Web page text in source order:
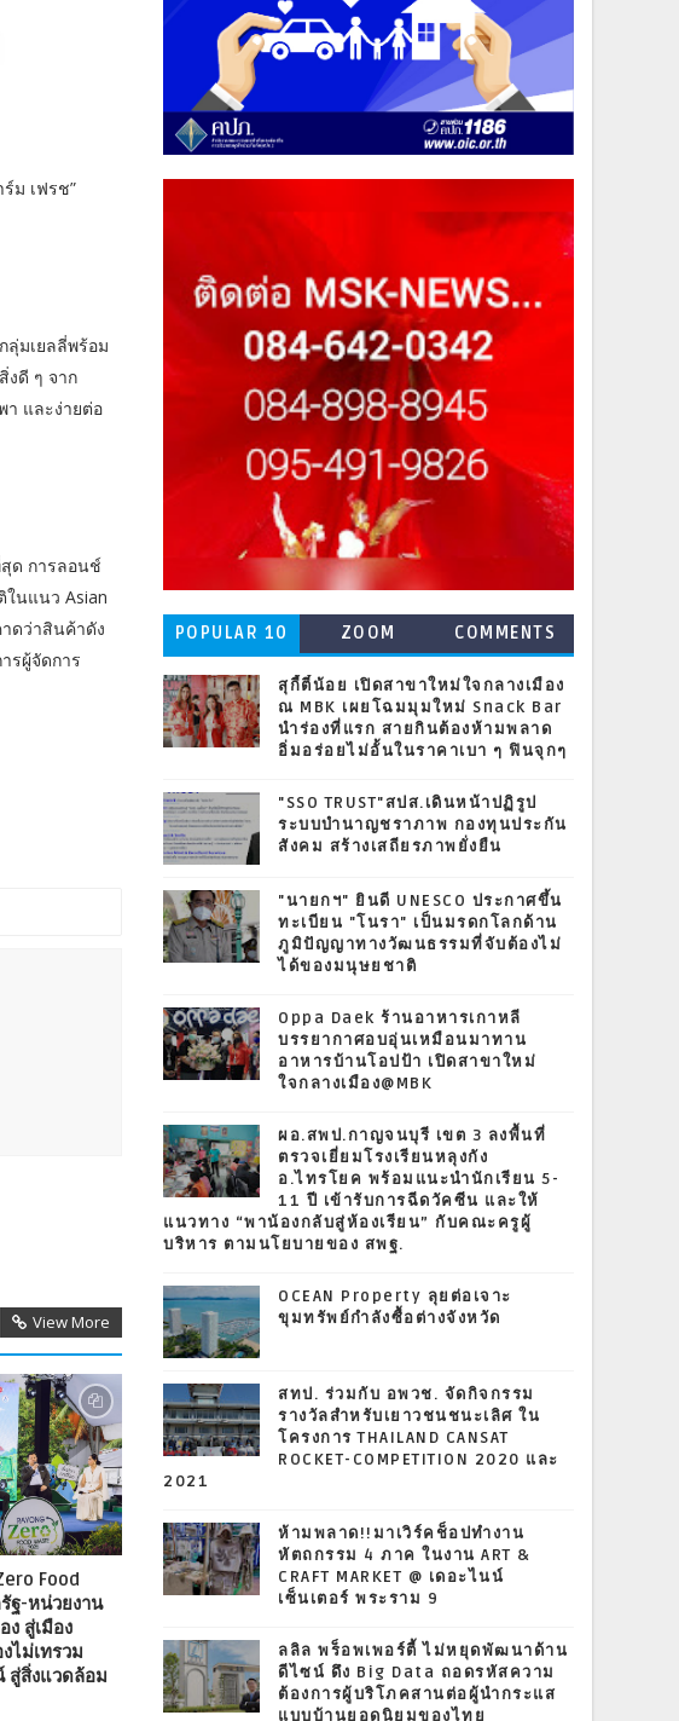
ม เฟรช”
ลุ่มเยลลี่พร้อม
งดี ๆ จาก
า และง่ายต่อ
ด การลอนช์
ในแนว Asian
ดว่าสินค้าดัง
รผู้จัดการ
View More
Food
ฐ-หน่วยงาน
ง สู่เมือง
ไม่เทรวม
สู่สิ่งแวดล้อม
POPULAR 10 ZOOM COMMENTS
สุกี้ตี๋น้อย เปิดสาขาใหม่ใจกลางเมือง
ณ MBK เผยโฉมมุมใหม่ Snack Bar
นำร่องที่แรก สายกินต้องห้ามพลาด
อิ่มอร่อยไม่อั้นในราคาเบา ๆ ฟินจุกๆ
"SSO TRUST"สปส.เดินหน้าปฏิรูป
ระบบบำนาญชราภาพ กองทุนประกัน
สังคม สร้างเสถียรภาพยั่งยืน
"นายกฯ" ยินดี UNESCO ประกาศขึ้น
ทะเบียน "โนรา" เป็นมรดกโลกด้าน
ภูมิปัญญาทางวัฒนธรรมที่จับต้องไม่
ได้ของมนุษยชาติ
Oppa Daek ร้านอาหารเกาหลี
บรรยากาศอบอุ่นเหมือนมาทาน
อาหารบ้านโอปป้า เปิดสาขาใหม่
ใจกลางเมือง@MBK
ผอ.สพป.กาญจนบุรี เขต 3 ลงพื้นที่
ตรวจเยี่ยมโรงเรียนหลุงกัง
อ.ไทรโยค พร้อมแนะนำนักเรียน 5-
11 ปี เข้ารับการฉีดวัคซีน และให้
แนวทาง “พาน้องกลับสู่ห้องเรียน” กับคณะครูผู้
บริหาร ตามนโยบายของ สพฐ.
OCEAN Property ลุยต่อเจาะ
ขุมทรัพย์กำลังซื้อต่างจังหวัด
สทป. ร่วมกับ อพวช. จัดกิจกรรม
รางวัลสำหรับเยาวชนชนะเลิศ ใน
โครงการ THAILAND CANSAT
ROCKET-COMPETITION 2020 และ
2021
ห้ามพลาด!!มาเวิร์คช็อปทำงาน
หัตถกรรม 4 ภาค ในงาน ART &
CRAFT MARKET @ เดอะไนน์
เซ็นเตอร์ พระราม 9
ลลิล พร็อพเพอร์ตี้ ไม่หยุดพัฒนาด้าน
ดีไซน์ ดึง Big Data ถอดรหัสความ
ต้องการผู้บริโภคสานต่อผู้นำกระแส
แบบบ้านยอดนิยมของไทย